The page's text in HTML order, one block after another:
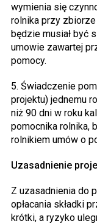
wymienia się
rolnika przy
będzie musiał być
umowie zawartej
pomocy.
5. Świadczenie
projektu) jednemu
niż 90 dni w roku
pomocnika rolnika,
rolnikiem umów o
Uzasadnienie
Z uzasadnienia do
opłacania składki
krótki, a ryzyko